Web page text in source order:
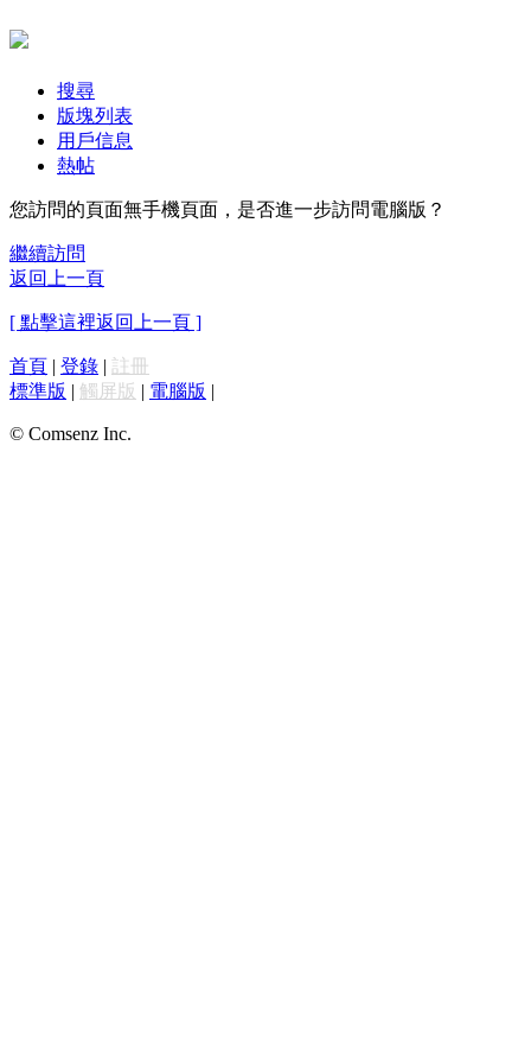
搜尋
版塊列表
用戶信息
熱帖
您訪問的頁面無手機頁面，是否進一步訪問電腦版？
繼續訪問
返回上一頁
[ 點擊這裡返回上一頁 ]
首頁 | 登錄 | 註冊
標準版 | 觸屏版 | 電腦版 |
© Comsenz Inc.